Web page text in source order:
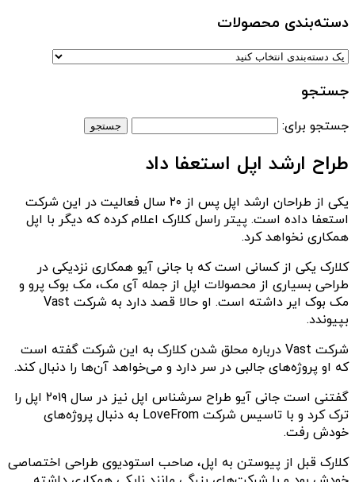
دسته‌بندی‌ محصولات
جستجو
جستجو برای:
طراح ارشد اپل استعفا داد
یکی از طراحان ارشد اپل پس از ۲۰ سال فعالیت در این شرکت
استعفا داده است. پیتر راسل کلارک اعلام کرده که دیگر با اپل
همکاری نخواهد کرد.
کلارک یکی از کسانی است که با جانی آیو همکاری نزدیکی در
طراحی بسیاری از محصولات اپل از جمله آی مک، مک بوک پرو و
مک بوک ایر داشته است. او حالا قصد دارد به شرکت Vast
بپیوندد.
شرکت Vast درباره محلق شدن کلارک به این شرکت گفته است
که او پروژه‌های جالبی در سر دارد و می‌خواهد آن‌ها را دنبال کند.
گفتنی است جانی آیو طراح سرشناس اپل نیز در سال ۲۰۱۹ اپل را
ترک کرد و با تاسیس شرکت LoveFrom به دنبال پروژه‌های
خودش رفت.
کلارک قبل از پیوستن به اپل، صاحب استودیوی طراحی اختصاصی